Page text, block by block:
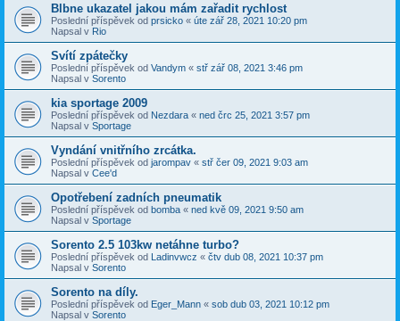
Blbne ukazatel jakou mám zařadit rychlost
Poslední příspěvek od prsicko « úte zář 28, 2021 10:20 pm
Napsal v Rio
Svítí zpátečky
Poslední příspěvek od Vandym « stř zář 08, 2021 3:46 pm
Napsal v Sorento
kia sportage 2009
Poslední příspěvek od Nezdara « ned črc 25, 2021 3:57 pm
Napsal v Sportage
Vyndání vnitřního zrcátka.
Poslední příspěvek od jarompav « stř čer 09, 2021 9:03 am
Napsal v Cee'd
Opotřebení zadních pneumatik
Poslední příspěvek od bomba « ned kvě 09, 2021 9:50 am
Napsal v Sportage
Sorento 2.5 103kw netáhne turbo?
Poslední příspěvek od Ladinvwcz « čtv dub 08, 2021 10:37 pm
Napsal v Sorento
Sorento na díly.
Poslední příspěvek od Eger_Mann « sob dub 03, 2021 10:12 pm
Napsal v Sorento